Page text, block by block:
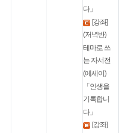
다」
[강좌]
(저녁반)
테마로 쓰
는 자서전
(에세이)
「인생을
기록합니
다」
[강좌]